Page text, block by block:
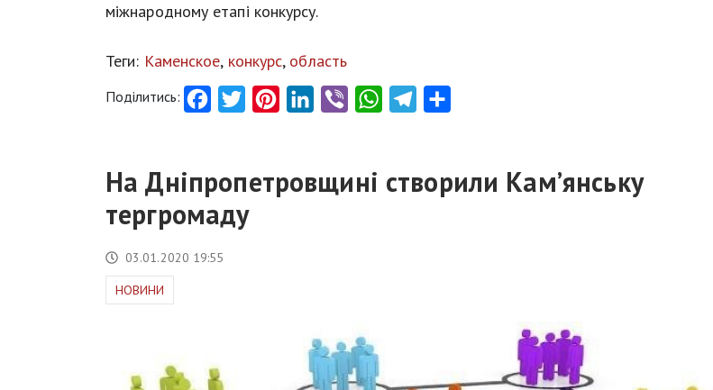
міжнародному етапі конкурсу.
Теги: Каменское, конкурс, область
Поділитись: FacebookTwitter PinterestLinkedInViber WhatsAppTelegram
На Дніпропетровщині створили Кам’янську
тергромаду
03.01.2020 19:55
НОВИНИ